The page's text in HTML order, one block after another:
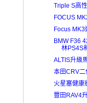
Triple S高
FOCUS
Focus
BMW F36
林PS4S
ALTIS升級
本田CRV二
火星塞健康
豐田RAV4